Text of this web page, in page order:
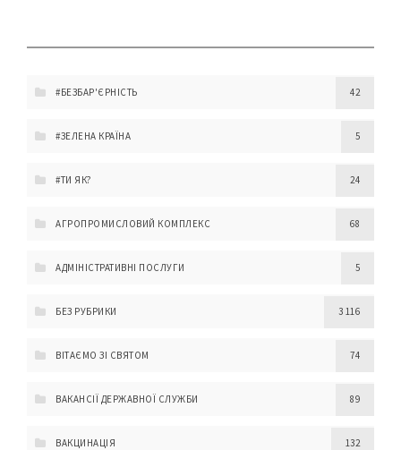
#БЕЗБАР'ЄРНІСТЬ 42
#ЗЕЛЕНА КРАЇНА 5
#ТИ ЯК? 24
АГРОПРОМИСЛОВИЙ КОМПЛЕКС 68
АДМІНІСТРАТИВНІ ПОСЛУГИ 5
БЕЗ РУБРИКИ 3 116
ВІТАЄМО ЗІ СВЯТОМ 74
ВАКАНСІЇ ДЕРЖАВНОЇ СЛУЖБИ 89
ВАКЦИНАЦІЯ 132